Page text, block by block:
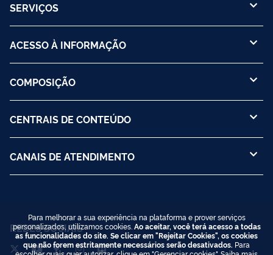
SERVIÇOS
ACESSO À INFORMAÇÃO
COMPOSIÇÃO
CENTRAIS DE CONTEÚDO
CANAIS DE ATENDIMENTO
REDES SOCIAIS
Para melhorar a sua experiência na plataforma e prover serviços
personalizados, utilizamos cookies. Ao aceitar, você terá acesso a todas
as funcionalidades do site. Se clicar em "Rejeitar Cookies", os cookies
que não forem estritamente necessários serão desativados. Para